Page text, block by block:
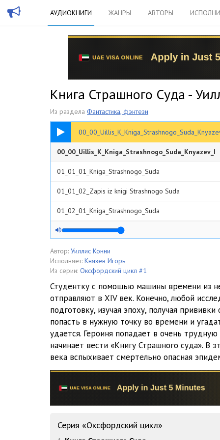
АУДИОКНИГИ ЖАНРЫ АВТОРЫ
Книга Страшного Суда -
Из раздела Фантастика, фэнтези
00:53
00_00_Uillis_K_Kniga_Strashnogo_Suda_Knyazev_I
01_01_01_Kniga_Strashnogo_Suda
01_01_02_Zapis iz knigi Strashnogo Suda
01_02_01_Kniga_Strashnogo_Suda
01_03_01_Kniga_Strashnogo_Suda
01_03_02_Zapis iz knigi Strashnogo Suda
01_04_01_Kniga_Strashnogo_Suda
01_04_02_Zapis iz knigi Strashnogo Suda
01_05_Kniga_Strashnogo_Suda
01_06_01_Kniga_Strashnogo_Suda
01_06_02_Zapis iz knigi Strashnogo Suda
01_08_01_Kniga_Strashnogo_Suda
01_08_02_Zapis iz knigi Strashnogo Suda
01_09_01_Kniga_Strashnogo_Suda
Автор: Уиллис Конни
Исполняет: Князев Игорь
Из серии: Оксфордский цикл #1
Студентку с помощью машины времени из
отправляют в XIV век. Конечно, любой
подготовку, изучая эпоху, получая
попасть в нужную точку во времени и
удается. Героиня попадает в очень
начинает вести «Книгу Страшного суда». В
века вспыхивает смертельно опасная
Серия «Оксфордский цикл»